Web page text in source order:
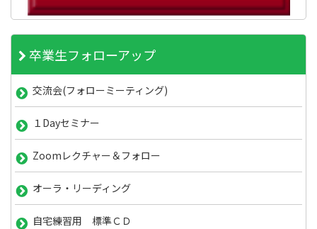
卒業生フォローアップ
交流会(フォローミーティング)
１Dayセミナー
Zoomレクチャー＆フォロー
オーラ・リーディング
自宅練習用 標準ＣＤ